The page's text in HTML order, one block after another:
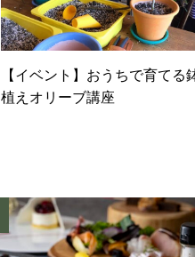
【イベント】おうちで育てる
植えオリーブ講座